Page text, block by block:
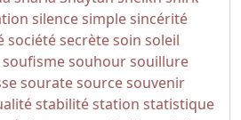
silencesimplesincérité
société secrètesoin soleil
soufismesouhoursouillure
souratesourcesouvenir
stabilitéstation statistique